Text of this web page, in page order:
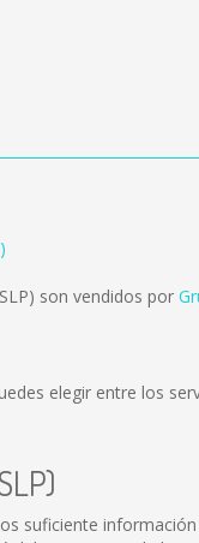
son vendidos por
elegir entre los
suficiente